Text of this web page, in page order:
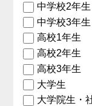
中学校2年生
中学校3年生
高校1年生
高校2年生
高校3年生
大学生
大学院生・